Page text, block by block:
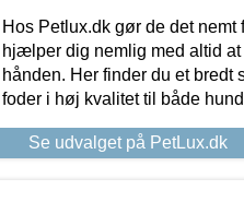
Hos Petlux.dk gør de det
hjælper dig nemlig med altid
hånden. Her finder du et bredt
foder i høj kvalitet til både
Se udvalget på PetLux.dk